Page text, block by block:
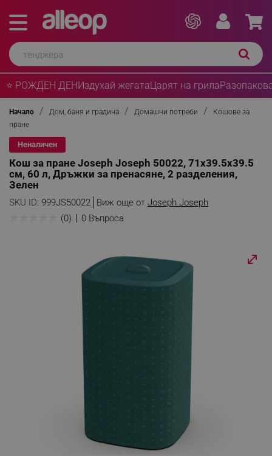
⭐ РОЖДЕН ДЕНИздухай жегатаЦарят на грила
Начало Дом, баня и градина Домашни потреби
Кошове за
пране
Неналичен
Кош за пране Joseph Joseph 50022, 71х39.5х39.5
см, 60 л, Дръжки за пренасяне, 2 разделения,
Зелен
SKU ID: 999JS50022 Виж още от Joseph Joseph
(0) 0 Въпроса